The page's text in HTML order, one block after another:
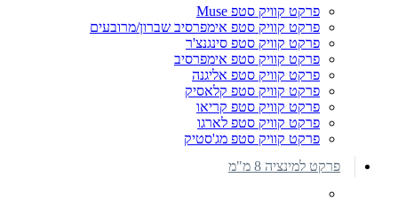
פרקט קוויק סטפ Muse
פרקט קוויק סטפ אימפרסיב שברון/מרובעים
פרקט קוויק סטפ סינגנצ'ר
פרקט קוויק סטפ אימפרסיב
פרקט קוויק סטפ אליגנה
פרקט קוויק סטפ קלאסיק
פרקט קוויק סטפ קריאו
פרקט קוויק סטפ לארגו
פרקט קוויק סטפ מג'סטיק
פרקט למינציה 8 מ"מ